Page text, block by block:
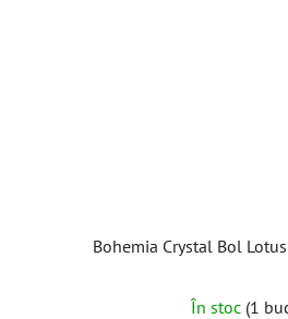
Bohemia Crystal Bol
În stoc (1